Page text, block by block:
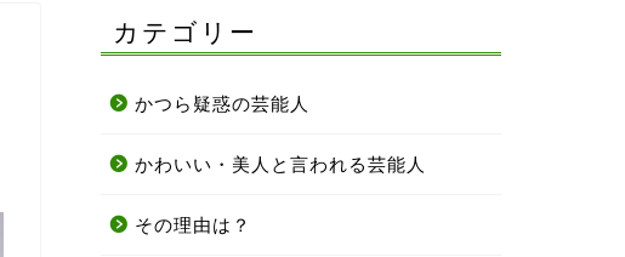
カテゴリー
かつら疑惑の芸能人
かわいい・美人と言われる芸能人
その理由は？